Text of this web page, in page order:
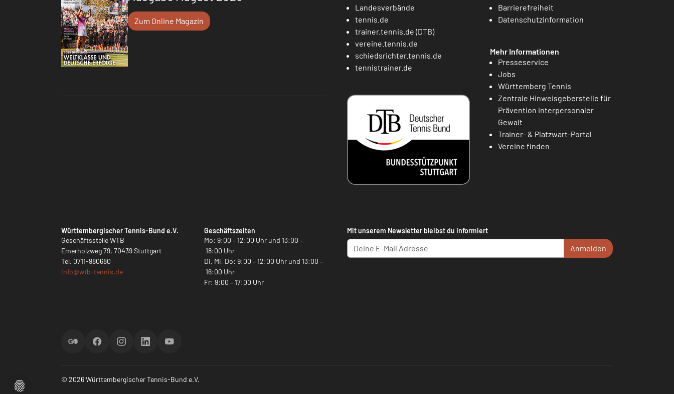
Zum Online Magazin
Landesverbände
tennis.de
trainer.tennis.de (DTB)
vereine.tennis.de
schiedsrichter.tennis.de
tennistrainer.de
Barrierefreiheit
Datenschutzinformation
Mehr Informationen
Presseservice
Jobs
Württemberg Tennis
Zentrale Hinweisgeberstelle für
Prävention interpersonaler
Gewalt
Trainer- & Platzwart-Portal
Vereine finden
Württembergischer Tennis-Bund e.V.
Geschäftsstelle WTB
Emerholzweg 79, 70439 Stuttgart
Tel. 0711-980680
info@wtb-tennis.de
Geschäftszeiten
Mo: 9:00 – 12:00 Uhr und 13:00 –
18:00 Uhr
Di, Mi, Do: 9:00 – 12:00 Uhr und 13:00 –
16:00 Uhr
Fr: 9:00 – 17:00 Uhr
Mit unserem Newsletter bleibst du informiert
Anmelden
ScoreGOFacebookInstagramLinkedInYouTube
© 2026 Württembergischer Tennis-Bund e.V.